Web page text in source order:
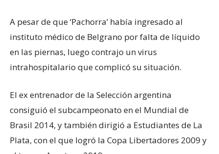
A pesar de que ‘Pachorra’ había ingresado al
instituto médico de Belgrano por falta de líquido
en las piernas, luego contrajo un virus
intrahospitalario que complicó su situación.
El ex entrenador de la Selección argentina
consiguió el subcampeonato en el Mundial de
Brasil 2014, y también dirigió a Estudiantes de La
Plata, con el que logró la Copa Libertadores 2009 y